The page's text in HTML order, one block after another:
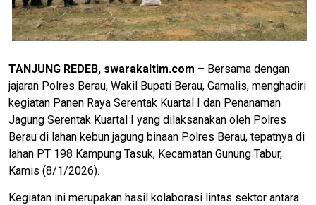
TANJUNG REDEB, swarakaltim.com – Bersama dengan
jajaran Polres Berau, Wakil Bupati Berau, Gamalis, menghadiri
kegiatan Panen Raya Serentak Kuartal I dan Penanaman
Jagung Serentak Kuartal I yang dilaksanakan oleh Polres
Berau di lahan kebun jagung binaan Polres Berau, tepatnya di
lahan PT 198 Kampung Tasuk, Kecamatan Gunung Tabur,
Kamis (8/1/2026).
Kegiatan ini merupakan hasil kolaborasi lintas sektor antara